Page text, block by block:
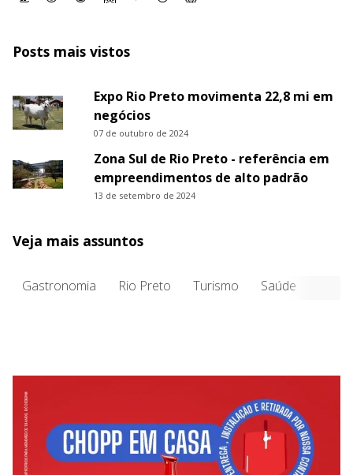
Posts mais vistos
Expo Rio Preto movimenta 22,8 mi em
negócios
07 de outubro de 2024
Zona Sul de Rio Preto - referência em
empreendimentos de alto padrão
13 de setembro de 2024
Veja mais assuntos
Gastronomia Rio Preto Turismo Saúde